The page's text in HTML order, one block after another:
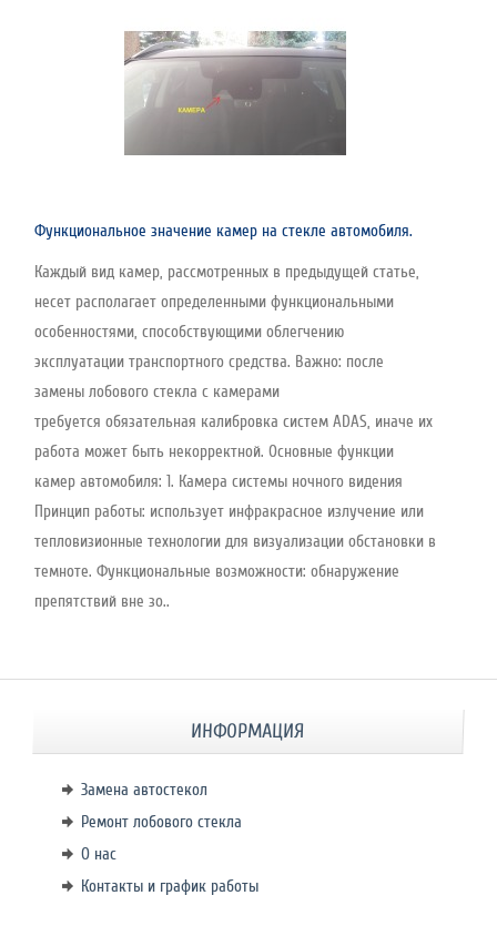
Функциональное значение камер на стекле автомобиля.
Каждый вид камер, рассмотренных в предыдущей статье,
несет располагает определенными функциональными
особенностями, способствующими облегчению
эксплуатации транспортного средства. Важно: после
замены лобового стекла с камерами
требуется обязательная калибровка систем ADAS, иначе их
работа может быть некорректной. Основные функции
камер автомобиля: 1. Камера системы ночного видения
Принцип работы: использует инфракрасное излучение или
тепловизионные технологии для визуализации обстановки в
темноте. Функциональные возможности: обнаружение
препятствий вне зо..
ИНФОРМАЦИЯ
Замена автостекол
Ремонт лобового стекла
О нас
Контакты и график работы